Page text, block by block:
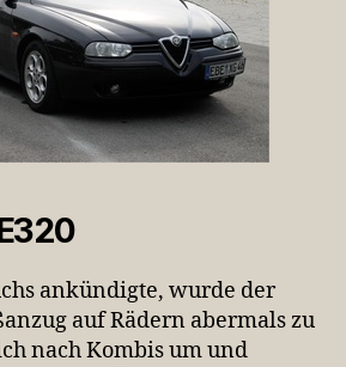
ankündigte, wurde der
auf Rädern abermals zu
nach Kombis um und